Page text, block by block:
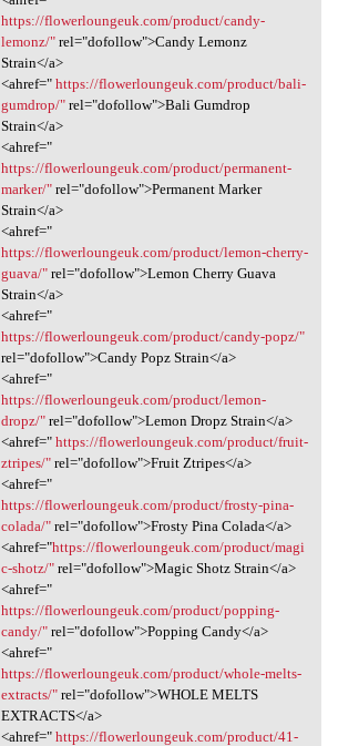
https://flowerloungeuk.com/product/candy-
lemonz/"rel="dofollow">Candy Lemonz
Strain</a>
<ahref=" https://flowerloungeuk.com/product/bali-
gumdrop/"rel="dofollow">Bali Gumdrop
Strain</a>
<ahref="
https://flowerloungeuk.com/product/permanent-
marker/"rel="dofollow">Permanent Marker
Strain</a>
<ahref="
https://flowerloungeuk.com/product/lemon-cherry-
guava/"rel="dofollow">Lemon Cherry Guava
Strain</a>
<ahref="
https://flowerloungeuk.com/product/candy-popz/"
rel="dofollow">Candy Popz Strain</a>
<ahref="
https://flowerloungeuk.com/product/lemon-
dropz/"rel="dofollow">Lemon Dropz Strain</a>
<ahref=" https://flowerloungeuk.com/product/fruit-
ztripes/"rel="dofollow">Fruit Ztripes</a>
<ahref="
https://flowerloungeuk.com/product/frosty-pina-
colada/"rel="dofollow">Frosty Pina Colada</a>
<ahref="https://flowerloungeuk.com/product/magi
c-shotz/"rel="dofollow">Magic Shotz Strain</a>
<ahref="
https://flowerloungeuk.com/product/popping-
candy/"rel="dofollow">Popping Candy</a>
<ahref="
https://flowerloungeuk.com/product/whole-melts-
extracts/"rel="dofollow">WHOLE MELTS
EXTRACTS</a>
<ahref=" https://flowerloungeuk.com/product/41-